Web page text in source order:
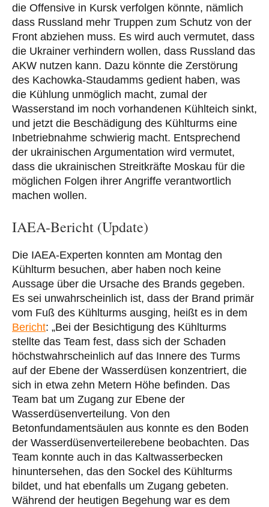
die Offensive in Kursk verfolgen könnte, nämlich
dass Russland mehr Truppen zum Schutz von der
Front abziehen muss. Es wird auch vermutet, dass
die Ukrainer verhindern wollen, dass Russland das
AKW nutzen kann. Dazu könnte die Zerstörung
des Kachowka-Staudamms gedient haben, was
die Kühlung unmöglich macht, zumal der
Wasserstand im noch vorhandenen Kühlteich sinkt,
und jetzt die Beschädigung des Kühlturms eine
Inbetriebnahme schwierig macht. Entsprechend
der ukrainischen Argumentation wird vermutet,
dass die ukrainischen Streitkräfte Moskau für die
möglichen Folgen ihrer Angriffe verantwortlich
machen wollen.
IAEA-Bericht (Update)
Die IAEA-Experten konnten am Montag den
Kühlturm besuchen, aber haben noch keine
Aussage über die Ursache des Brands gegeben.
Es sei unwahrscheinlich ist, dass der Brand primär
vom Fuß des Kühlturms ausging, heißt es in dem
Bericht: „Bei der Besichtigung des Kühlturms
stellte das Team fest, dass sich der Schaden
höchstwahrscheinlich auf das Innere des Turms
auf der Ebene der Wasserdüsen konzentriert, die
sich in etwa zehn Metern Höhe befinden. Das
Team bat um Zugang zur Ebene der
Wasserdüsenverteilung. Von den
Betonfundamentsäulen aus konnte es den Boden
der Wasserdüsenverteilerebene beobachten. Das
Team konnte auch in das Kaltwasserbecken
hinuntersehen, das den Sockel des Kühlturms
bildet, und hat ebenfalls um Zugang gebeten.
Während der heutigen Begehung war es dem